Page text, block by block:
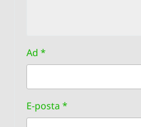
Ad *
E-posta *